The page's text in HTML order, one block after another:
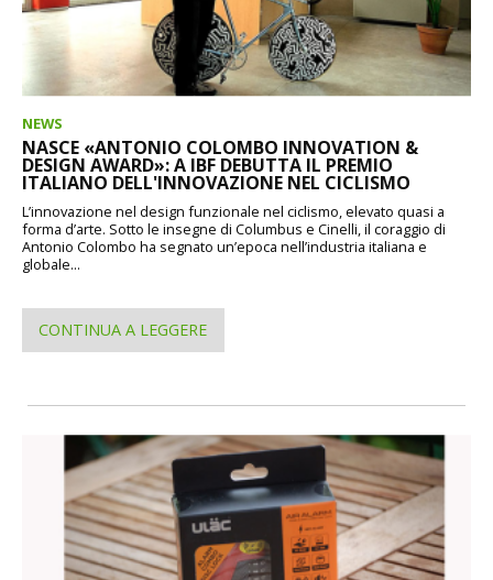
NEWS
NASCE «ANTONIO COLOMBO INNOVATION &
DESIGN AWARD»: A IBF DEBUTTA IL PREMIO
ITALIANO DELL'INNOVAZIONE NEL CICLISMO
L’innovazione nel design funzionale nel ciclismo, elevato quasi a
forma d’arte. Sotto le insegne di Columbus e Cinelli, il coraggio di
Antonio Colombo ha segnato un’epoca nell’industria italiana e
globale...
CONTINUA A LEGGERE